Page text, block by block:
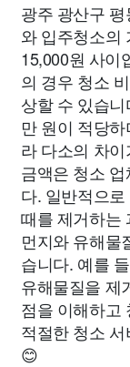
광주 광산구
와 입주청소의
15,000원 사이
의 경우 청소
상할 수 있습
만 원이 적당
라 다소의 차
금액은 청소
다. 일반적으
때를 제거하는
먼지와 유해물
습니다. 예를
유해물질을 제
점을 이해하고
적절한 청소
😊